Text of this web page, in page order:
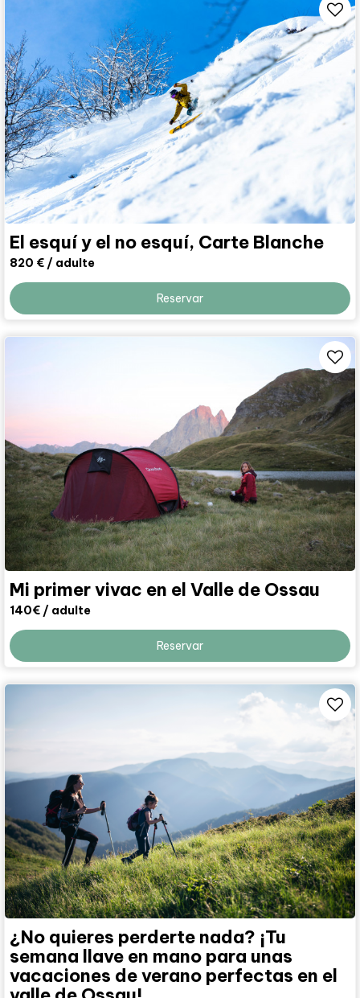
El esquí y el no esquí, Carte Blanche
820 € / adulte
Reservar
Mi primer vivac en el Valle de Ossau
140€ / adulte
Reservar
¿No quieres perderte nada? ¡Tu
semana llave en mano para unas
vacaciones de verano perfectas en el